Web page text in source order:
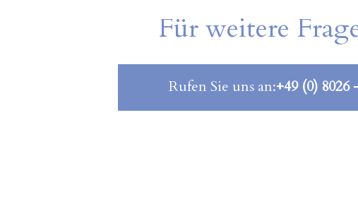
Für weitere
Rufen Sie uns an:+49 (0) 8026